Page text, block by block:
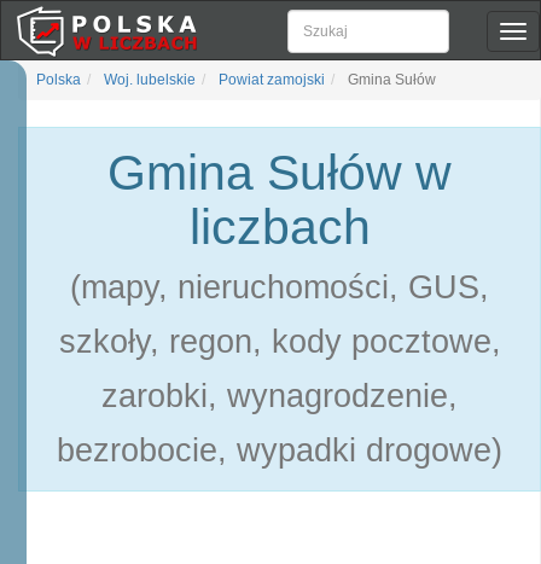
Polska Woj. lubelskie Powiat zamojski Gmina Sułów
Gmina Sułów w
liczbach
(mapy, nieruchomości, GUS,
szkoły, regon, kody pocztowe,
zarobki, wynagrodzenie,
bezrobocie, wypadki drogowe)